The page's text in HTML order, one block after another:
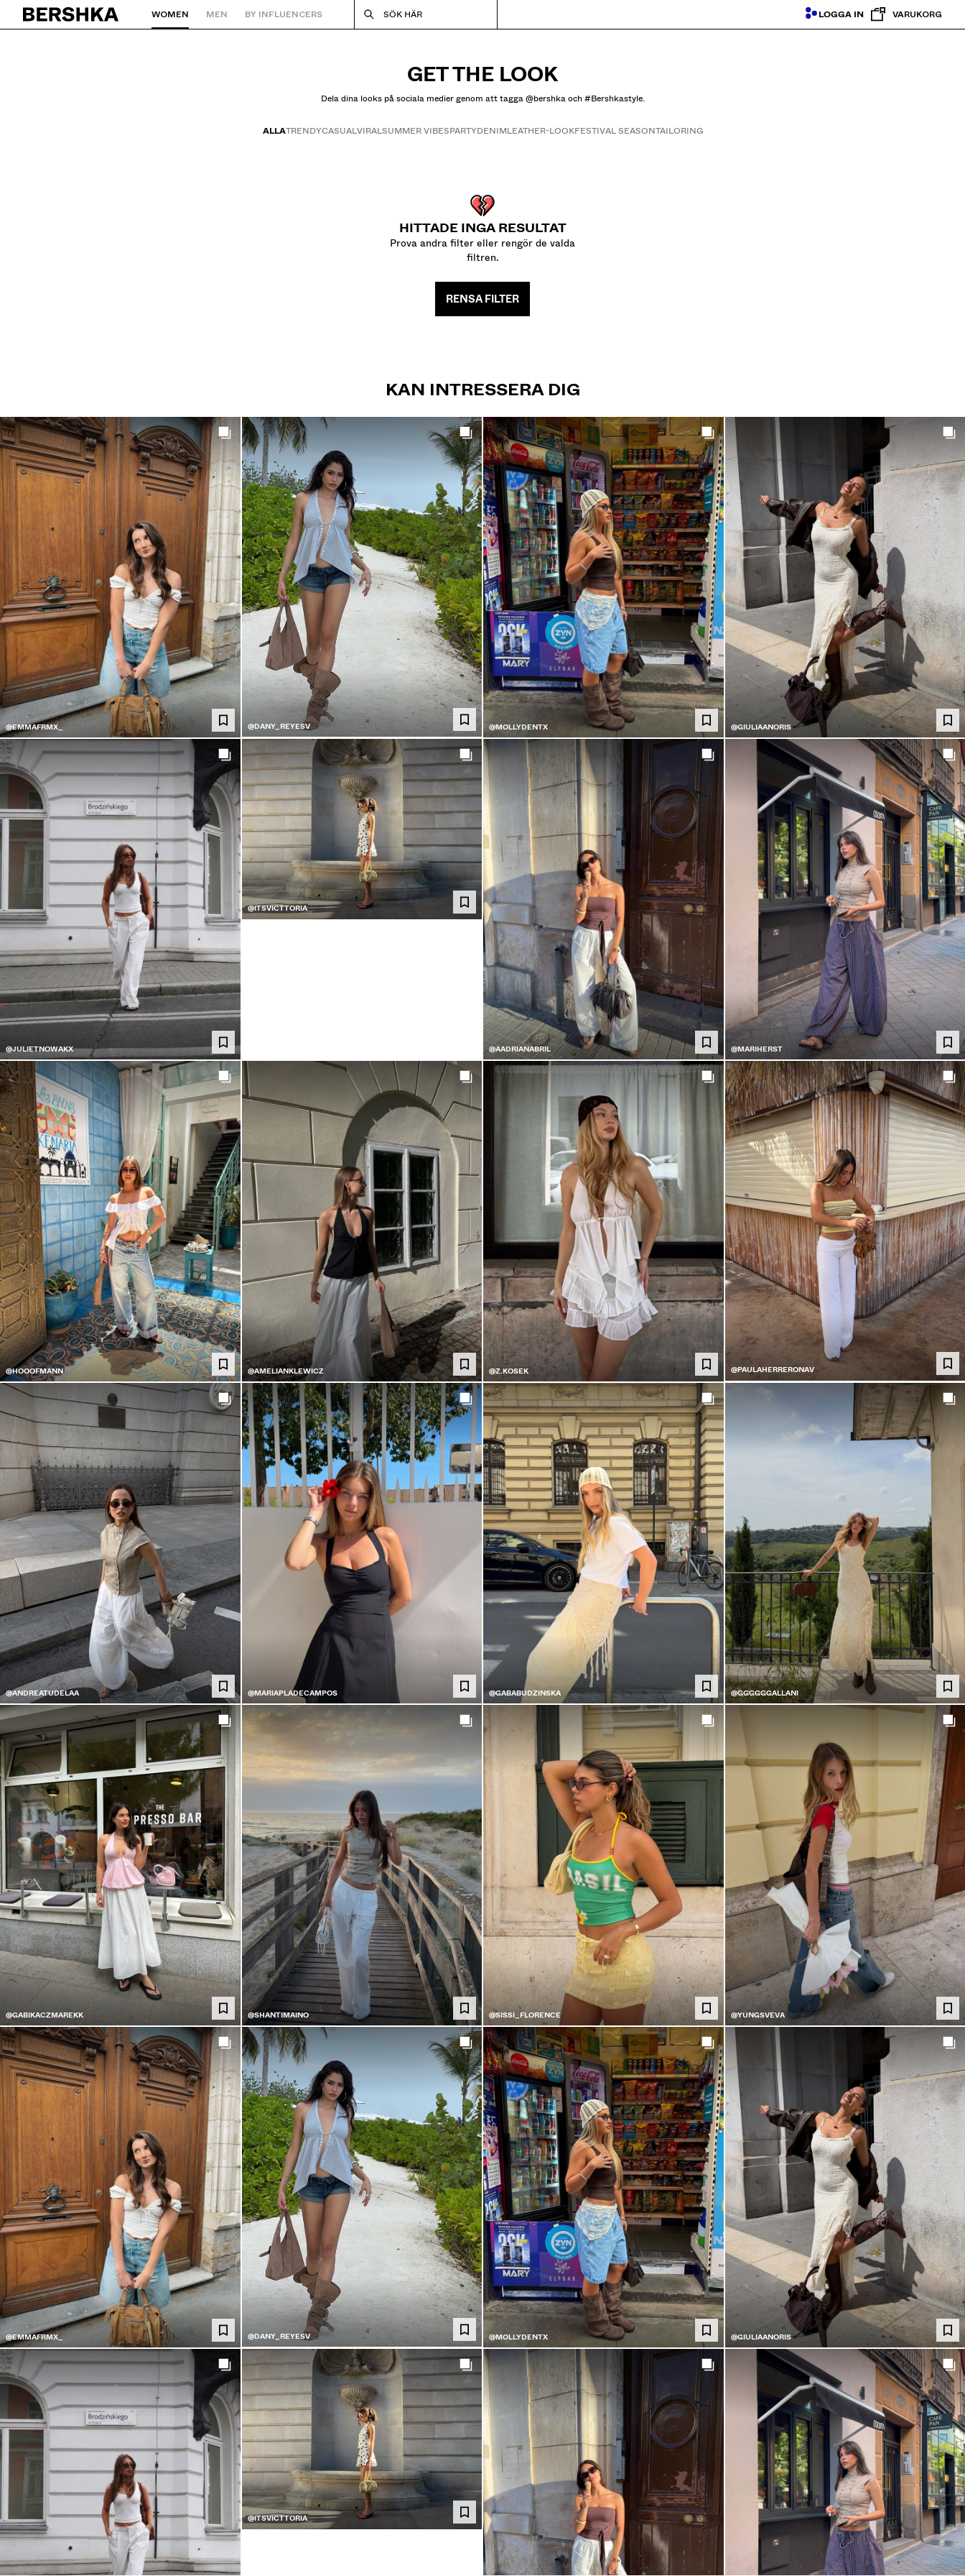
Tillbaka till startsidan WOMEN MEN BY INFLUENCERS SÖK HÄR LOGGA IN VARUKORG
GET THE LOOK
Dela dina looks på sociala medier genom att tagga @bershka och #Bershkastyle.
ALLATRENDYCASUALVIRALSUMMER VIBESPARTYDENIMLEATHER-LOOKFESTIVAL SEASONTAILORING
HITTADE INGA RESULTAT
Prova andra filter eller rengör de valda
filtren.
RENSA FILTER
KAN INTRESSERA DIG
Get the look
@EMMAFRMX_ @DANY_REYESV @MOLLYDENTX @GIULIAANORIS
@JULIETNOWAKX
@ITSVICTTORIA
@AADRIANABRIL @MARIHERST
@HOOOFMANN @AMELIANKLEWICZ @Z.KOSEK @PAULAHERRERONAV
@ANDREATUDELAA @MARIAPLADECAMPOS @GABABUDZINSKA @GGGGGGALLANI
@GABIKACZMAREKK @SHANTIMAINO @SISSI_FLORENCE @YUNGSVEVA
@EMMAFRMX_ @DANY_REYESV @MOLLYDENTX @GIULIAANORIS
@ITSVICTTORIA